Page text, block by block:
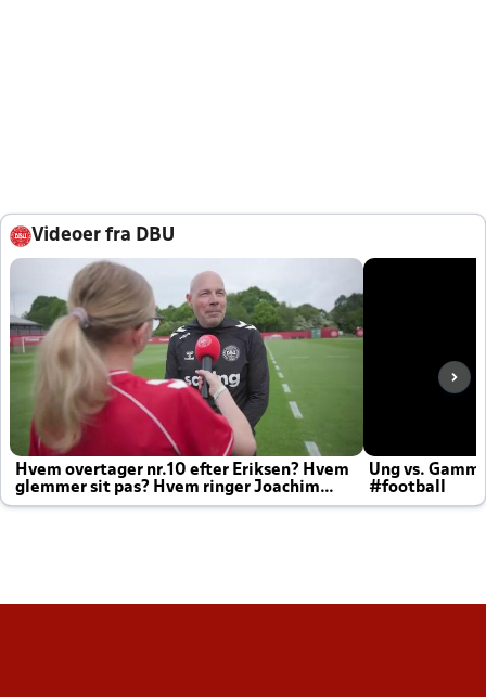
Videoer fra DBU
Hvem overtager nr.10 efter Eriksen? Hvem
glemmer sit pas? Hvem ringer Joachim
altid til efter kampe?
Ung vs.
#football